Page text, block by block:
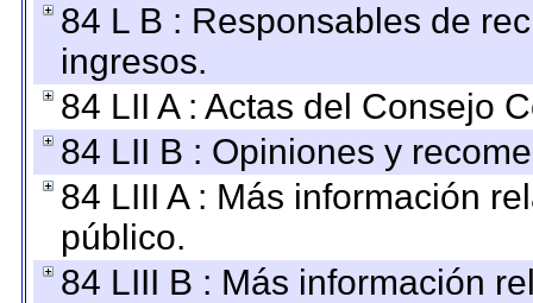
84 L B : Responsables de
ingresos.
84 LII A : Actas del Consejo
84 LII B : Opiniones y
84 LIII A : Más información
público.
84 LIII B : Más información